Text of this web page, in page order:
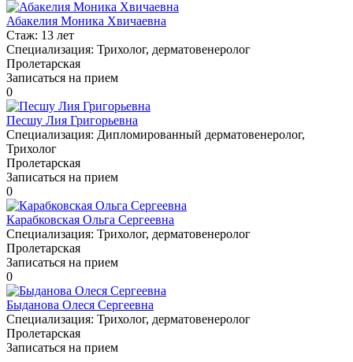
Абакелия Моника Хвичаевна
Стаж: 13 лет
Специализация: Трихолог, дерматовенеролог
Пролетарская
Записаться на прием
0
Песшу Лия Григорьевна
Специализация: Дипломированный дерматовенеролог,
Трихолог
Пролетарская
Записаться на прием
0
Карабковская Ольга Сергеевна
Специализация: Трихолог, дерматовенеролог
Пролетарская
Записаться на прием
0
Быданова Олеся Сергеевна
Специализация: Трихолог, дерматовенеролог
Пролетарская
Записаться на прием